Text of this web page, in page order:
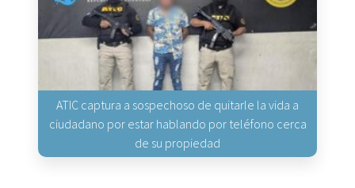
ATIC captura a sospechoso de quitarle la vida a
ciudadano por estar hablando por teléfono cerca
de su propiedad